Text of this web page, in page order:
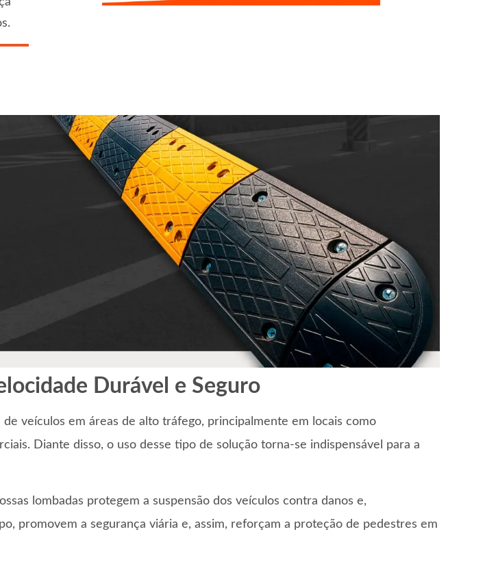
Durável e Seguro
veículos em áreas de alto tráfego, principalmente em locais como
Diante disso, o uso desse tipo de solução torna-se indispensável para a
lombadas protegem a suspensão dos veículos contra danos e,
promovem a segurança viária e, assim, reforçam a proteção de pedestres em